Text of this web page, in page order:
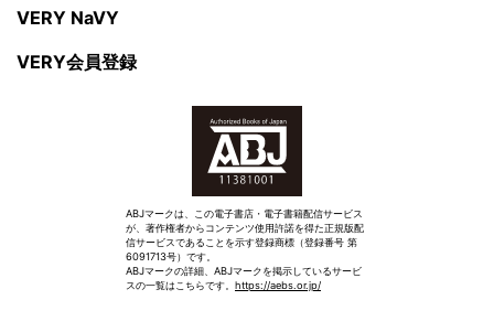
VERY NaVY
VERY会員登録
ABJマークは、この電子書店・電子書籍配信サービス
が、著作権者からコンテンツ使用許諾を得た正規版配
信サービスであることを示す登録商標（登録番号 第
6091713号）です。
ABJマークの詳細、ABJマークを掲示しているサービ
スの一覧はこちらです。 https://aebs.or.jp/